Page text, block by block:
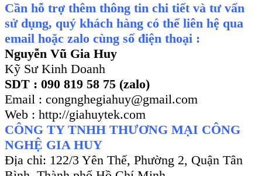
Cần hỗ trợ thêm thông tin chi tiết và tư vấn
sử dụng, quý khách hàng có thể liên hệ qua
email hoặc zalo cùng số điện thoại :
Nguyễn Vũ Gia Huy
Kỹ Sư Kinh Doanh
SDT : 090 819 58 75 (zalo)
Email : congnghegiahuy@gmail.com
Web : http://giahuytek.com
CÔNG TY TNHH THƯƠNG MẠI CÔNG
NGHỆ GIA HUY
Địa chỉ: 122/3 Yên Thế, Phường 2, Quận Tân